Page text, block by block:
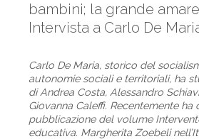
bambini; la grande
Intervista a Carlo De
Carlo De Maria, storico del
autonomie sociali e territoriali, ha
di Andrea Costa, Alessandro
Giovanna Caleffi. Recentemente ha
pubblicazione del volume
educativa. Margherita Zoebeli